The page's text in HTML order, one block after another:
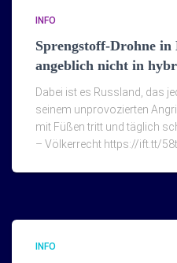
INFO
Sprengstoff-Drohne in
angeblich nicht in
Dabei ist es Russland, das
seinem unprovozierten
mit Füßen tritt und täglich
– Völkerrecht https://ift.tt/
INFO